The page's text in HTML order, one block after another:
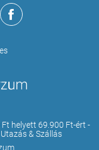
helyett 69.900 Ft-ért -
& Szállás